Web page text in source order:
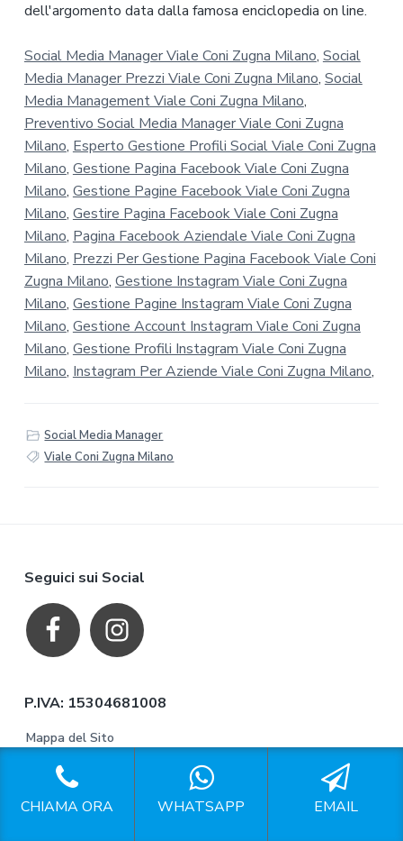
dell'argomento data dalla famosa enciclopedia on line.
Social Media Manager Viale Coni Zugna Milano, Social
Media Manager Prezzi Viale Coni Zugna Milano, Social
Media Management Viale Coni Zugna Milano,
Preventivo Social Media Manager Viale Coni Zugna
Milano, Esperto Gestione Profili Social Viale Coni Zugna
Milano, Gestione Pagina Facebook Viale Coni Zugna
Milano, Gestione Pagine Facebook Viale Coni Zugna
Milano, Gestire Pagina Facebook Viale Coni Zugna
Milano, Pagina Facebook Aziendale Viale Coni Zugna
Milano, Prezzi Per Gestione Pagina Facebook Viale Coni
Zugna Milano, Gestione Instagram Viale Coni Zugna
Milano, Gestione Pagine Instagram Viale Coni Zugna
Milano, Gestione Account Instagram Viale Coni Zugna
Milano, Gestione Profili Instagram Viale Coni Zugna
Milano, Instagram Per Aziende Viale Coni Zugna Milano,
Social Media Manager
Viale Coni Zugna Milano
r
Seguici sui Social
P.IVA: 15304681008
Mappa del Sito
Privacy
Richiesta di accesso ai dati
CHIAMA ORA WHATSAPP EMAIL